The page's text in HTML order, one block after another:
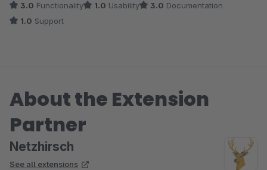
änderte. Also haben wir das Plugin leider wieder entfernen
müssen. Die Grundfunktionalität/Idee des Plugins fand ich sehr
3.0 Functionality 1.0 Usability 3.0 Documentation
1.0 Support
About the Extension
Partner
Netzhirsch
See all extensions